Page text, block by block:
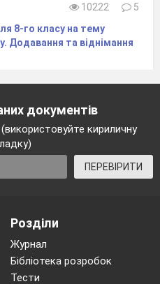
з картки.
– 8 балів.
на індивідуальних
2)
і конкурс капітанів,
10222
5
8-го класу на тему
Додавання та віднімання
документів
кириличну
ПЕРЕВІРИТИ
Розділи
Журнал
Бібліотека розробок
Тести